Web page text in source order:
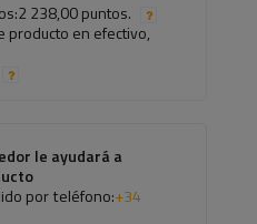
2 238,00 puntos.
producto en efectivo,
le ayudará a
por teléfono:+34